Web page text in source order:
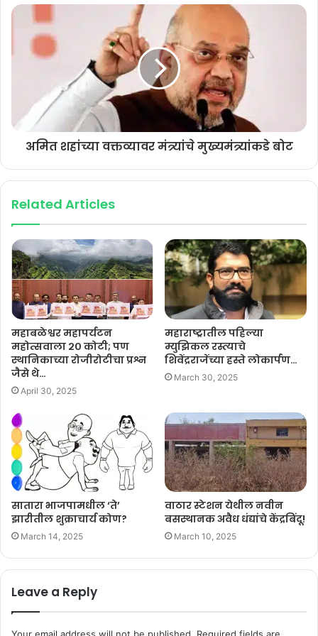
सातारा जिल्ह्यात कागदोपत्री सुमारे २० हजार माथाडी कामगार काम करीत असले
तरी प्रत्यक्षात फक्त ४ हजार माथाडी कामगारांना माथाडी कायद्यानुसार लाभ
मिळतोय. बाकीच्या कामगारांच्या कष्टाची मलई कोण खातंय याचा तपास कामगार उप
आयुक्तांनी घ्यावा. अल्ट्राटेक कंपनीच्या सिमेंट गोडावूनमध्ये काम करणारे सुमारे दहा
ते १२ कामगार काही महिन्यांपूर्वी नोंदणीकृत होते. कामावरून कमी केल्यानंतर न्याय
मिळावा यासाठी त्यांनी जिल्हाधिकारी कार्यालयासमोर धरणे आंदोलन सुरु केले.
त्याचवेळी त्यांची माथाडी संघटनेकडील नोंदणी रद्द केल्याचं कामगार कार्यालयाकडील
पत्र त्यांच्या हातात पडतं, हे नेमकं काय गौडबंगाल आहे. हेच कामगार अवघ्या काही
महिन्यांपूर्वी नोंदणीकृत असतात. मग अचानक त्यांची नोंदणी बेकायदेशीर कशी ठरते.
असताना प्रशासन, नेतेमंडळी गप्प कशी, असा प्रश्न सामान्य जनतेला पडला आहे.
अमित शहांच्या वक्तव्यावर मंत्र्यांचे मुख्यमंत्र्यांकडे बोट
Related Articles
महाबळेश्वर महापर्यटन
महोत्सवाला २० कोटी; पण
स्थानिकाच्या रोजीरोटीचा प्रश्न
जैसे थे…
April 30, 2025
महाराष्ट्रातील पहिल्या
म्युझिकल रस्त्याचे
शिवेंद्रराजेंच्या हस्ते लोकार्पण…
March 30, 2025
सातारा भाजपामधील ‘ते’
झारीतील शुक्राचार्य कोण?
March 14, 2025
वाठार स्टेशन येथील नवीन
बसस्थानक अवैध धंद्यांचे केंद्रबिंदू!
March 10, 2025
Leave a Reply